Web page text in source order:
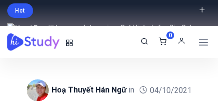
Hot
Intro price. Get Histudy for Big Sale
-95% off.
0
Hoạ Thuyết Hán Ngữin 04/10/2021